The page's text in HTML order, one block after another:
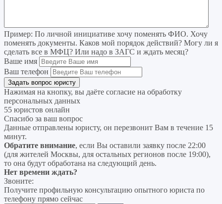
Пример: По личной инициативе хочу поменять ФИО. Хочу
поменять документы. Каков мой порядок действий? Могу ли я
сделать все в МФЦ? Или надо в ЗАГС и ждать месяц?
Ваше имя
Ваш телефон
Нажимая на кнопку, вы даёте согласие на обработку
персональных данных
55 юристов онлайн
Спасибо за ваш вопрос
Данные отправлены юристу, он перезвонит Вам в течение 15
минут.
Обратите внимание, если Вы оставили заявку после 22:00
(для жителей Москвы, для остальных регионов после 19:00),
то она будут обработана на следующий день.
Нет времени ждать?
Звоните:
Получите профильную консультацию опытного юриста по
телефону прямо сейчас